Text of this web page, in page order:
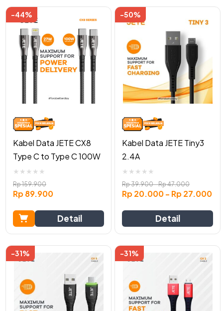
-44%
Kabel Data JETE CX8
Type C to Type C 100W
★ ★ ★ ★ ★
Rp159.900
Rp89.900
Detail
-50%
Kabel Data JETE Tiny3
2.4A
★ ★ ★ ★ ★
Rp39.900-Rp47.000
Rp20.000- Rp27.000
This
has
multiple
variants.
The
options
may
chosen
on
the
product
page
Detail
-31%
This
has
multiple
variants.
-31%
This
has
multiple
variants.